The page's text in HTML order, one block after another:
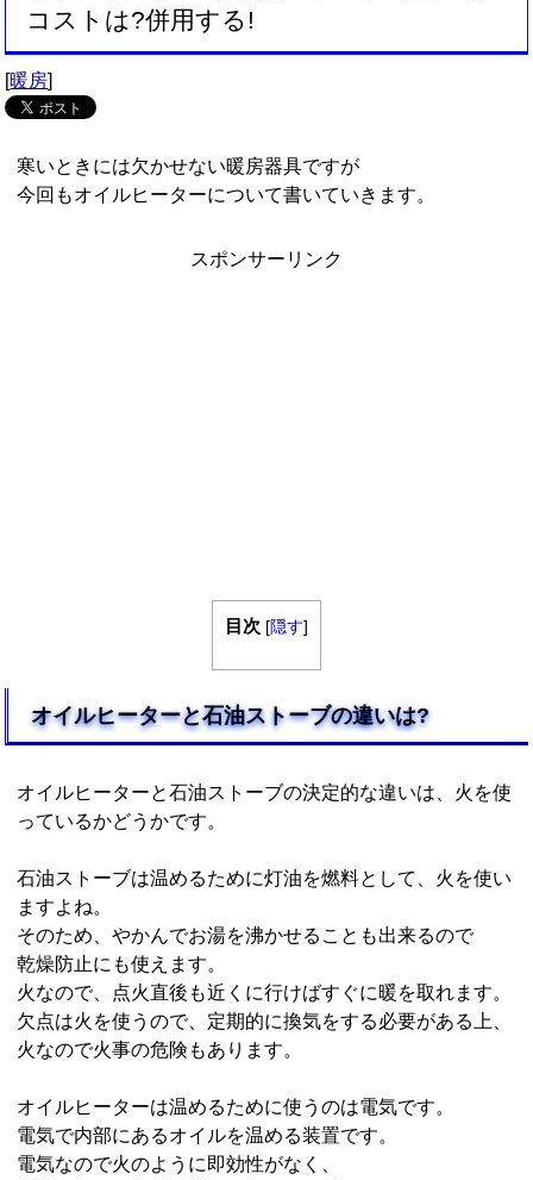
コストは?併用する!
[暖房]
寒いときには欠かせない暖房器具ですが
今回もオイルヒーターについて書いていきます。
スポンサーリンク
目次 [隠す]
オイルヒーターと石油ストーブの違いは?
オイルヒーターと石油ストーブの決定的な違いは、火を使
っているかどうかです。
石油ストーブは温めるために灯油を燃料として、火を使い
ますよね。
そのため、やかんでお湯を沸かせることも出来るので
乾燥防止にも使えます。
火なので、点火直後も近くに行けばすぐに暖を取れます。
欠点は火を使うので、定期的に換気をする必要がある上、
火なので火事の危険もあります。
オイルヒーターは温めるために使うのは電気です。
電気で内部にあるオイルを温める装置です。
電気なので火のように即効性がなく、